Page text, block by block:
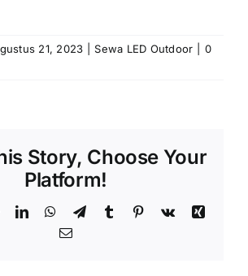
21, 2023 Sewa LED Outdoor
0
Story, Choose Your
Platform!
LinkedInWhatsApp
TelegramTumblr Pinterest
Vk
Xing
Email